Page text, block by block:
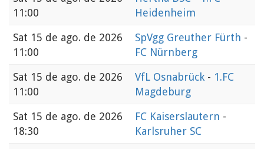
11:00
Heidenheim
Sat 15 de ago. de 2026
11:00
SpVgg Greuther Fürth -
FC Nürnberg
Sat 15 de ago. de 2026
11:00
VfL Osnabrück - 1.FC
Magdeburg
Sat 15 de ago. de 2026
18:30
FC Kaiserslautern -
Karlsruher SC